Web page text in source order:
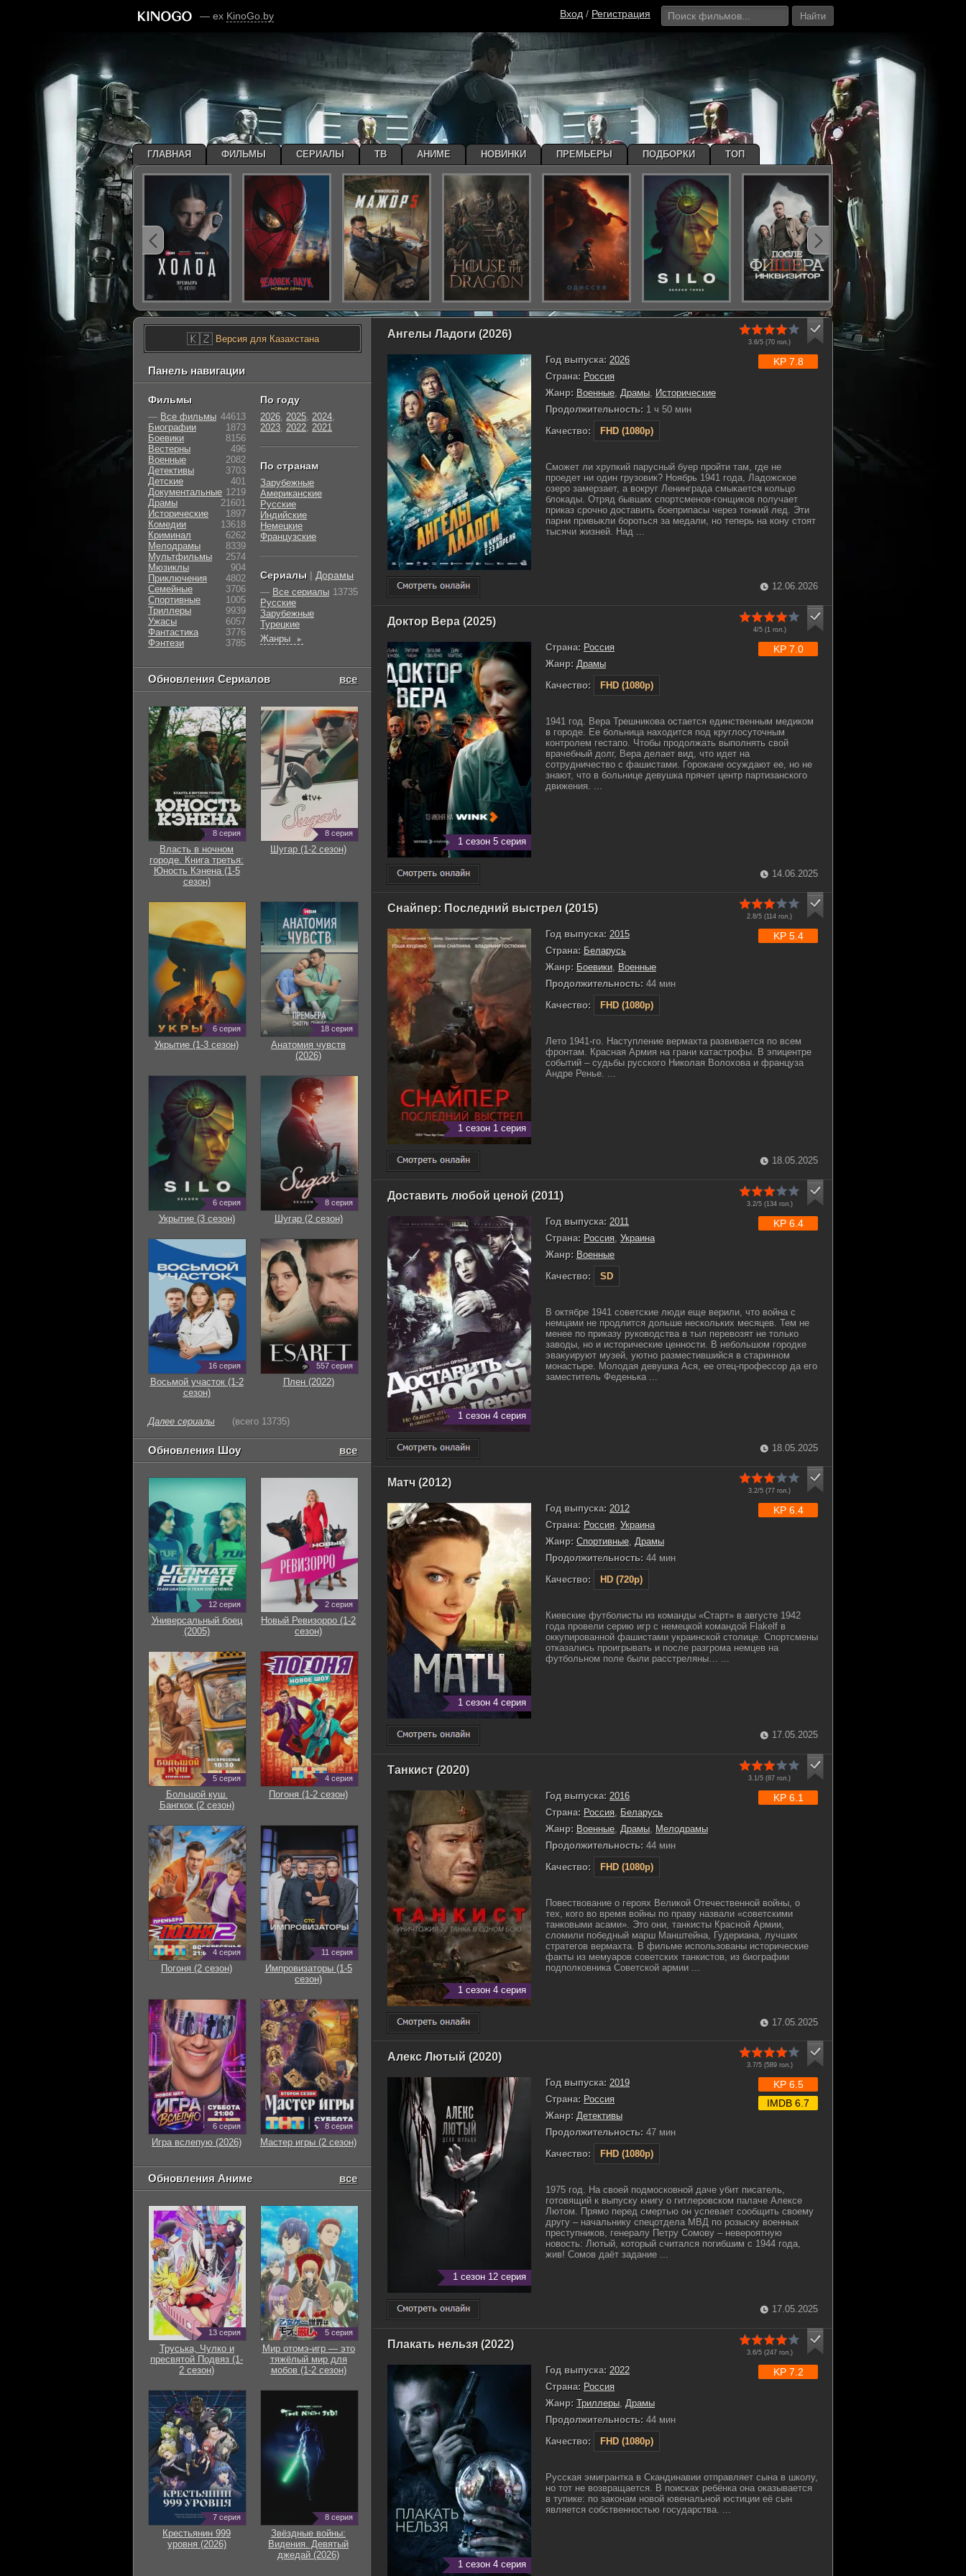
— ex KinoGo.by Вход / Регистрация Найти
Ангелы Ладоги (2026)
3.6/5 (70 гол.)
Год выпуска: 2026
Страна: Россия
Жанр: Военные, Драмы, Исторические
Продолжительность: 1 ч 50 мин
Качество:
FHD (1080p)
KP 7.8
Сможет ли хрупкий парусный буер пройти там, где не
проедет ни один грузовик? Ноябрь 1941 года, Ладожское
озеро замерзает, а вокруг Ленинграда смыкается кольцо
блокады. Отряд бывших спортсменов-гонщиков получает
приказ срочно доставить боеприпасы через тонкий лед. Эти
парни привыкли бороться за медали, но теперь на кону стоят
тысячи жизней. Над ...
12.06.2026
Доктор Вера (2025)
4/5 (1 гол.)
1 сезон 5 серия
Страна: Россия
Жанр: Драмы
Качество:
FHD (1080p)
KP 7.0
1941 год. Вера Трешникова остается единственным медиком
в городе. Ее больница находится под круглосуточным
контролем гестапо. Чтобы продолжать выполнять свой
врачебный долг, Вера делает вид, что идет на
сотрудничество с фашистами. Горожане осуждают ее, но не
знают, что в больнице девушка прячет центр партизанского
движения. ...
14.06.2025
Снайпер: Последний выстрел (2015)
2.8/5 (114 гол.)
1 сезон 1 серия
Год выпуска: 2015
Страна: Беларусь
Жанр: Боевики, Военные
Продолжительность: 44 мин
Качество:
FHD (1080p)
KP 5.4
Лето 1941-го. Наступление вермахта развивается по всем
фронтам. Красная Армия на грани катастрофы. В эпицентре
событий – судьбы русского Николая Волохова и француза
Андре Ренье. ...
18.05.2025
Доставить любой ценой (2011)
3.2/5 (134гол.)
1 сезон 4 серия
Год выпуска: 2011
Страна: Россия Украина
Жанр: Военные
Качество:
SD
KP 6.4
В октябре 1941 советские люди еще верили, что война с
немцами не продлится дольше нескольких месяцев. Тем не
менее по приказу руководства в тыл перевозят не только
заводы, но и исторические ценности. В небольшом городке
эвакуируют музей, уютно разместившийся в старинном
монастыре. Молодая девушка Ася, ее отец-профессор да его
заместитель Феденька ...
18.05.2025
Матч (2012)
3.2/5 (77 гол.)
1 сезон 4 серия
Год выпуска: 2012
Страна: Россия, Украина
Жанр: Cпортивные, Драмы
Продолжительность: 44 мин
Качество:
HD (720p)
KP 6.4
Киевские футболисты из команды «Старт» в августе 1942
года провели серию игр с немецкой командой Flakelf в
оккупированной фашистами украинской столице. Спортсмены
отказались проигрывать и после разгрома немцев на
футбольном поле были расстреляны… ...
17.05.2025
Танкист (2020)
3.1/5 (87 гол.)
1 сезон 4 серия
Год выпуска: 2016
Страна: Россия Беларусь
Жанр: Военные Драмы Мелодрамы
Продолжительность: 44 мин
Качество:
FHD (1080p)
KP 6.1
Повествование о героях Великой Отечественной войны, о
тех, кого во время войны по праву назвали «советскими
танковыми асами». Это они, танкисты Красной Армии,
сломили победный марш Манштейна, Гудериана, лучших
стратегов вермахта. В фильме использованы исторические
факты из мемуаров советских танкистов, из биографии
подполковника Советской армии ...
17.05.2025
Алекс Лютый (2020)
3.7/5 (589гол.)
1 сезон 12 серия
Год выпуска: 2019
Страна: Россия
Жанр: Детективы
Продолжительность: 47 мин
Качество:
FHD (1080p)
KP 6.5
IMDB 6.7
1975 год. На своей подмосковной даче убит писатель,
готовящий к выпуску книгу о гитлеровском палаче Алексе
Лютом. Прямо перед смертью он успевает сообщить своему
другу – начальнику спецотдела МВД по розыску военных
преступников, генералу Петру Сомову – невероятную
новость: Лютый, который считался погибшим с 1944 года,
жив! Сомов даёт задание ...
17.05.2025
Плакать нельзя (2022)
3.6/5 (247гол.)
1 сезон 4 серия
Год выпуска: 2022
Страна: Россия
Жанр: Триллеры Драмы
Продолжительность: 44 мин
Качество:
FHD (1080p)
KP 7.2
Русская эмигрантка в Скандинавии отправляет сына в школу,
но тот не возвращается. В поисках ребёнка она оказывается
в тупике: по законам новой ювенальной юстиции её сын
является собственностью государства. ...
🇰🇿Версия для Казахстана
Панель навигации
Фильмы
— Все фильмы 44613
Биографии
1873
Боевики
8156
Вестерны
496
Военные
2082
Детективы
3703
Детские
401
Документальные 1219
Драмы
21601
Исторические
1897
Комедии
13618
Криминал
6262
Мелодрамы
8339
Мультфильмы
2574
Мюзиклы
904
Приключения
4802
Семейные
3706
Cпортивные
1005
Триллеры
9939
Ужасы
6057
Фантастика
3776
Фэнтези
3785
По году
2026, 2025, 2024,
2023, 2022, 2021
По странам
Зарубежные
Американские
Русские
Индийские
Немецкие
Французские
Сериалы | Дорамы
— Все сериалы 13735
Русские
Зарубежные
Турецкие
Жанры
►
Обновления Сериалов все
8 серия
Власть в ночном
городе. Книга третья:
Юность Кэнена (1-5
сезон)
8 серия
Шугар (1-2 сезон)
6 серия
Укрытие (1-3 сезон)
18 серия
Анатомия чувств
(2026)
6 серия
Укрытие (3 сезон)
8 серия
Шугар (2 сезон)
16 серия
Восьмой участок (1-2
сезон)
557 серия
Плен (2022)
Далее сериалы (всего 13735)
Обновления Шоу все
12 серия
Универсальный боец
(2005)
2 серия
Новый Ревизорро (1-2
сезон)
5 серия
Большой куш.
Бангкок (2 сезон)
4 серия
Погоня (1-2 сезон)
4 серия
Погоня (2 сезон)
11 серия
Импровизаторы (1-5
сезон)
6 серия
Игра вслепую (2026)
8 серия
Мастер игры (2 сезон)
Обновления Аниме все
13 серия
Труська, Чулко и
пресвятой Подвяз (1-
2 сезон)
5 серия
Мир отомэ-игр — это
тяжёлый мир для
мобов (1-2 сезон)
7 серия
Крестьянин 999
уровня (2026)
8 серия
Звёздные войны:
Видения. Девятый
джедай (2026)
ГЛАВНАЯ ФИЛЬМЫ СЕРИАЛЫ ТВ АНИМЕ НОВИНКИ ПРЕМЬЕРЫ ПОДБОРКИ ТОП